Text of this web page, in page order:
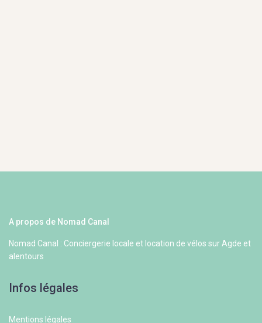
A propos de Nomad Canal
Nomad Canal : Conciergerie locale et location de vélos sur Agde et
alentours
Infos légales
Mentions légales